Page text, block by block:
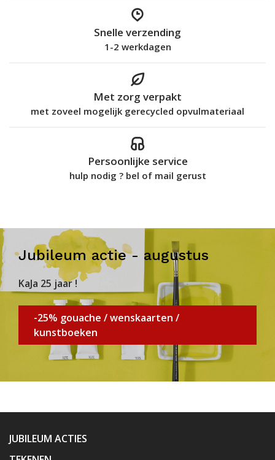
Snelle verzending
1-2 werkdagen
Met zorg verpakt
met zoveel mogelijk gerecycled opvulmateriaal
Persoonlijke service
hulp nodig ? bel of mail gerust
Jubileum actie - augustus
KaJa 25 jaar !
-25% gouache / wenskaarten /
kunstboeken
JUBILEUM ACTIES